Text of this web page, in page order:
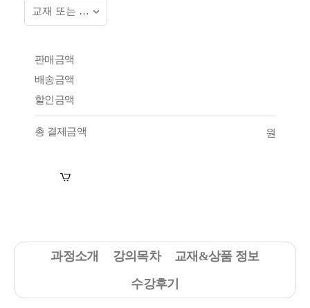
판매금액
배송금액
할인금액
총 결제금액 원
과정소개 강의목차
교재&상품 정보
수강후기